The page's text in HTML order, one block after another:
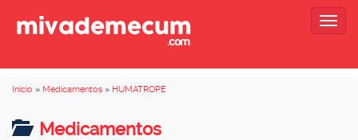
Inicio » Medicamentos » HUMATROPE
Medicamentos